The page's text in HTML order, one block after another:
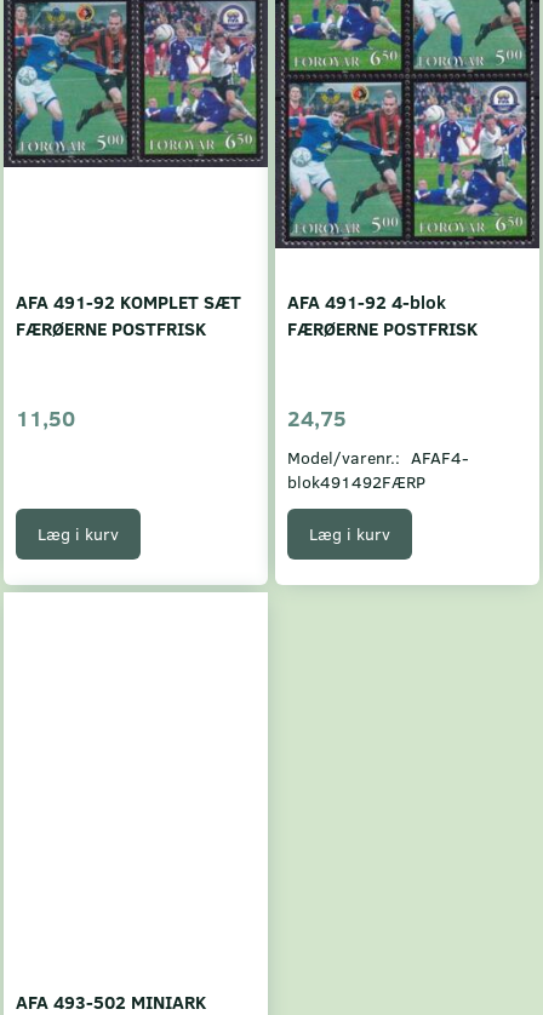
AFA 491-92 KOMPLET SÆT
FÆRØERNE POSTFRISK
11,50
Læg i kurv
AFA 491-92 4-blok
FÆRØERNE POSTFRISK
24,75
Model/varenr.: AFAF4-
blok491492FÆRP
Læg i kurv
AFA 493-502 MINIARK